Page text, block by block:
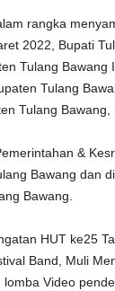
rangka
2022, Bupati
Tulang Bawang
Tulang
Tulang Bawang,
&
Bawang dan
Bawang.
HUT ke25
Band, Muli
Video